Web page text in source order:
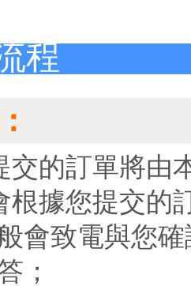
程
交的訂單將
根據您提交
會致電與您
；